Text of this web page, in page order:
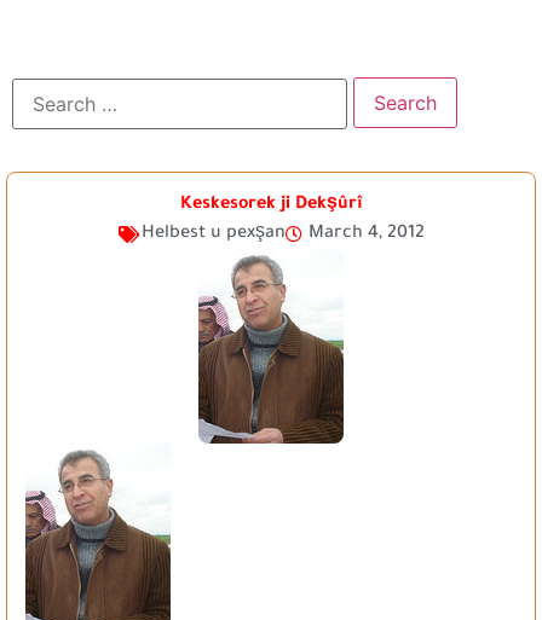
Keskesorek ji Dekşûrî
Helbest u pexşan
March 4, 2012